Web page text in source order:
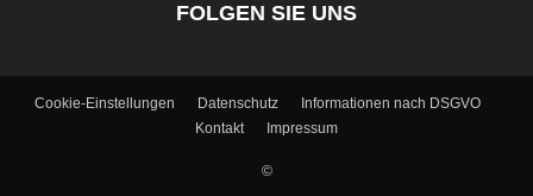
FOLGEN SIE UNS
Cookie-Einstellungen Datenschutz
Informationen nach DSGVO
Kontakt
Impressum
©